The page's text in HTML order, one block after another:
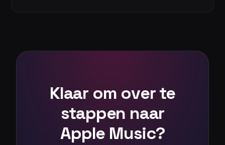
Klaar om over te
stappen naar
Apple Music?